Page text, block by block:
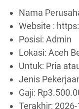
Nama
Website :
Posisi: Admin
Lokasi: Aceh
Untuk: Pria
Jenis
Gaji: Rp
Terakhir: